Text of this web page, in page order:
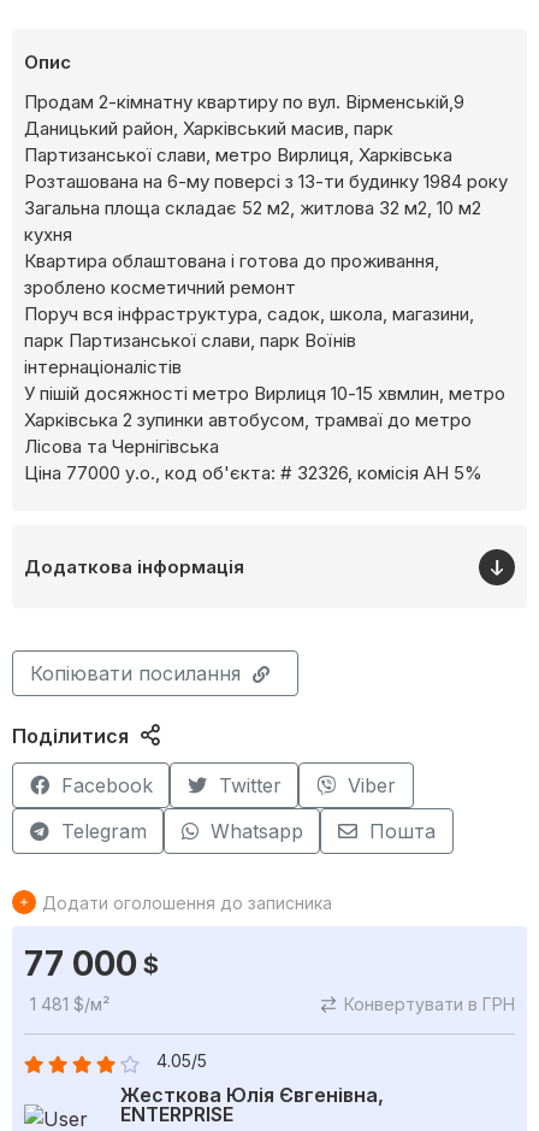
Опис
Продам 2-кімнатну квартиру по вул. Вірменській,9
Даницький район, Харківський масив, парк
Партизанської слави, метро Вирлиця, Харківська
Розташована на 6-му поверсі з 13-ти будинку 1984 року
Загальна площа складає 52 м2, житлова 32 м2, 10 м2
кухня
Квартира облаштована і готова до проживання,
зроблено косметичний ремонт
Поруч вся інфраструктура, садок, школа, магазини,
парк Партизанської слави, парк Воїнів
інтернаціоналістів
У пішій досяжності метро Вирлиця 10-15 хвмлин, метро
Харківська 2 зупинки автобусом, трамваї до метро
Лісова та Чернігівська
Ціна 77000 у.о., код об'єкта: # 32326, комісія АН 5%
Додаткова інформація
Копіювати посилання
Поділитися
Facebook Twitter
Viber
Telegram
Whatsapp Пошта
Додати оголошення до записника
77 000 $
1 481 $/м² Конвертувати в ГРН
4.05/5
Жесткова Юлія Євгенівна,
ENTERPRISE